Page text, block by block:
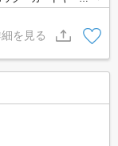
給湯の一坪風呂で
右されず洗濯もス
ス、インターネッ
備がそろっていま
を見る